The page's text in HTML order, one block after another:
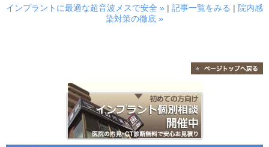
インプラントに最適な超音波メスで安全 » | 記事一覧をみる | 院内感
染対策の徹底 »